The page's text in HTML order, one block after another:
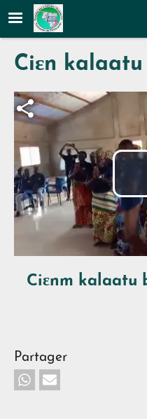
Aller au contenu
Ciɛn
Fichier vidéo
Ciɛnm kalaatu
Partager